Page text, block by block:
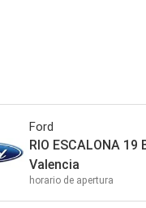
Ford
RIO ESCALONA 19
Valencia
horario de apertura